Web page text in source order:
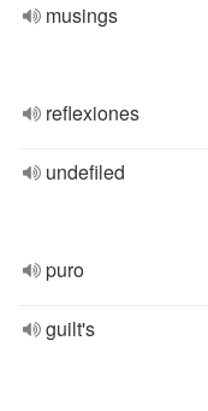
musings
reflexiones
undefiled
puro
guilt's